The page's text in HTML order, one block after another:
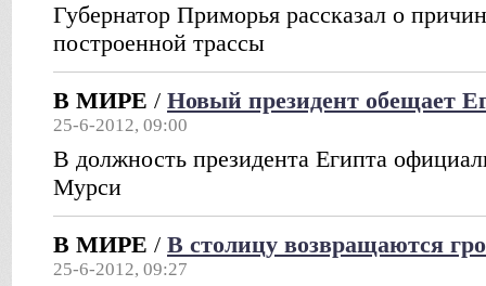
Губернатор Приморья рассказал о
построенной трассы
В МИРЕ / Новый президент обещает
25-6-2012, 09:00
В должность президента Египта
Мурси
В МИРЕ / В столицу возвращаются
25-6-2012, 09:27